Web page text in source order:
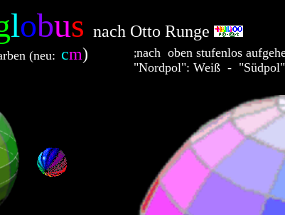
lobus nach Otto Runge
(neu: cm) ;nach oben stufenlos
"Nordpol": Weiß -